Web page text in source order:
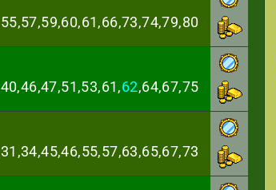
55,57,59,60,61,66,73,74,79,80
40,46,47,51,53,61,62,64,67,75
31,34,45,46,55,57,63,65,67,73